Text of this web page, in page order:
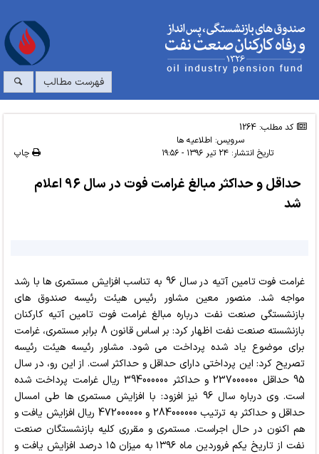
فهرست مطالب
کد مطلب: 1264
سرویس: اطلاعیه ها
تاریخ انتشار:۲۴ تیر ۱۳۹۶ - ۱۹:۵۶ چاپ
حداقل و حداکثر مبالغ غرامت فوت در سال 96 اعلام
شد
غرامت فوت تامین آتیه در سال 96 به تناسب افزایش مستمری ها با رشد
مواجه شد. منصور معین مشاور رئیس هیئت رئیسه صندوق های
بازنشستگی صنعت نفت درباره مبالغ غرامت فوت تامین آتیه کارکنان
بازنشسته صنعت نفت اظهار کرد: بر اساس قانون 8 برابر مستمری، غرامت
برای موضوع یاد شده پرداخت می شود. مشاور رئیسه هیئت رئیسه
تصریح کرد: این پرداختی دارای حداقل و حداکثر است. از این رو، در سال
95 حداقل 237000000 و حداکثر 394000000 ریال غرامت پرداخت شده
است. وی درباره سال 96 نیز افزود: با افزایش مستمری ها طی امسال
حداقل و حداکثر به ترتیب 284000000 و 472000000 ریال افزایش یافت و
هم اکنون در حال اجراست. مستمری و مقرری کلیه بازنشستگان صنعت
نفت از تاریخ یکم فروردین ماه ۱۳۹۶ به میزان ۱۵ درصد افزایش یافت و